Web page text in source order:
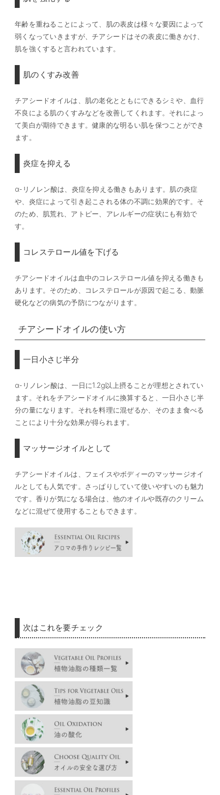
年齢を重ねることによって、肌の表皮は様々な要因によって
弱くなっていきますが、チアシードはその表皮に働きかけ、
肌を強くすると言われています。
肌のくすみ改善
チアシードオイルは、肌の老化とともにできるシミや、血行
不良による肌のくすみなどを改善してくれます。それによっ
て美白が期待できます。健康的な明るい肌を保つことができ
ます。
炎症を抑える
α-リノレン酸は、炎症を抑える働きもあります。肌の炎症
や、炎症によって引き起こされる体の不調に効果的です。そ
のため、肌荒れ、アトピー、アレルギーの症状にも有効で
す。
コレステロール値を下げる
チアシードオイルは血中のコレステロール値を抑える働きも
あります。そのため、コレステロールが原因で起こる、動脈
硬化などの病気の予防につながります。
チアシードオイルの使い方
一日小さじ半分
α-リノレン酸は、一日に1.2g以上摂ることが理想とされてい
ます。それをチアシードオイルに換算すると、一日小さじ半
分の量になります。それを料理に混ぜるか、そのまま食べる
ことにより十分な効果が得られます。
マッサージオイルとして
チアシードオイルは、フェイスやボディーのマッサージオイ
ルとしても人気です。さっぱりしていて使いやすいのも魅力
です。香りが気になる場合は、他のオイルや既存のクリーム
などに混ぜて使用することもできます。
次はこれを要チェック